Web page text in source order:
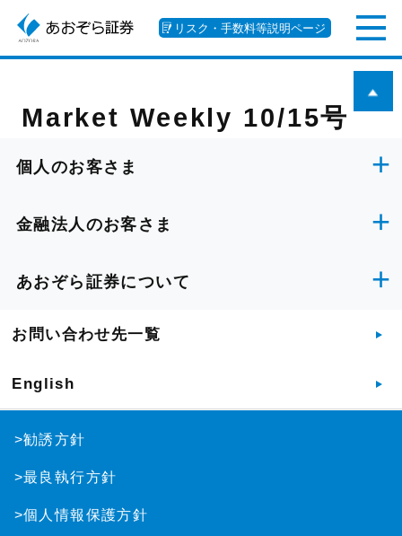
リスク・手数料等説明ページ
Market Weekly 10/15号
個人のお客さま
金融法人のお客さま
あおぞら証券について
お問い合わせ先一覧
English
>勧誘方針
>最良執行方針
>個人情報保護方針